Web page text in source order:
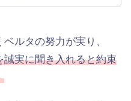
ルタの努力が実り、
実に聞き入れると約束